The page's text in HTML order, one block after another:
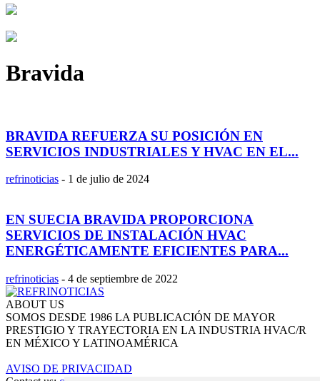
Bravida
BRAVIDA REFUERZA SU POSICIÓN EN
SERVICIOS INDUSTRIALES Y HVAC EN EL...
refrinoticias - 1 de julio de 2024
EN SUECIA BRAVIDA PROPORCIONA
SERVICIOS DE INSTALACIÓN HVAC
ENERGÉTICAMENTE EFICIENTES PARA...
refrinoticias - 4 de septiembre de 2022
ABOUT US
SOMOS DESDE 1986 LA PUBLICACIÓN DE MAYOR
PRESTIGIO Y TRAYECTORIA EN LA INDUSTRIA HVAC/R
EN MÉXICO Y LATINOAMÉRICA
AVISO DE PRIVACIDAD